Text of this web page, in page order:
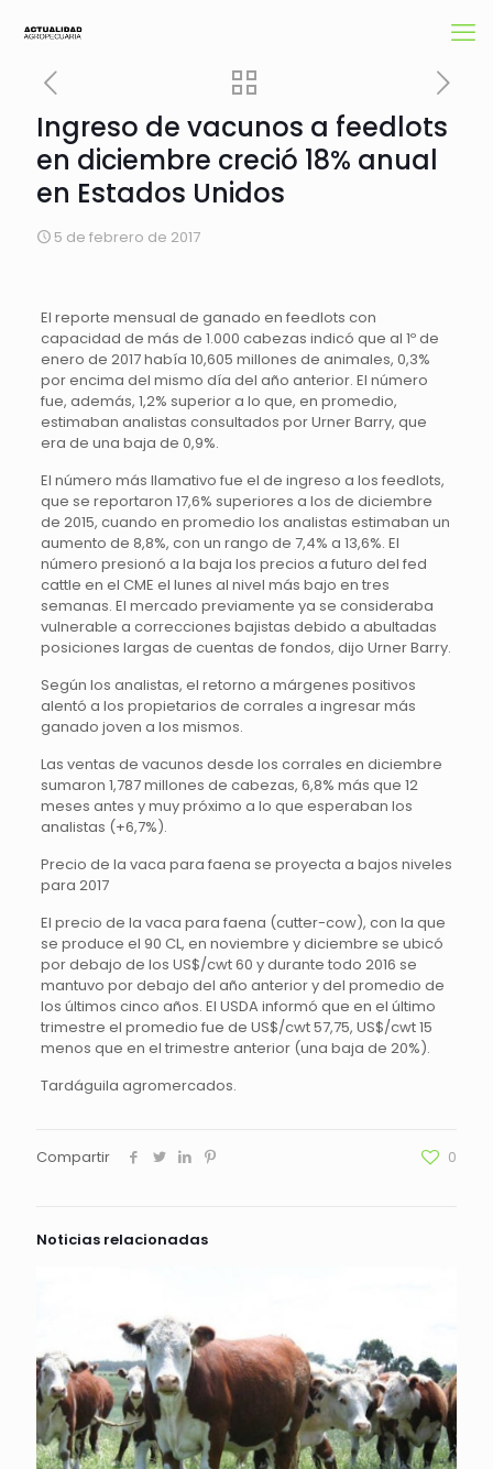
Ingreso de vacunos a feedlots
en diciembre creció 18% anual
en Estados Unidos
5 de febrero de 2017
El reporte mensual de ganado en feedlots con
capacidad de más de 1.000 cabezas indicó que al 1º de
enero de 2017 había 10,605 millones de animales, 0,3%
por encima del mismo día del año anterior. El número
fue, además, 1,2% superior a lo que, en promedio,
estimaban analistas consultados por Urner Barry, que
era de una baja de 0,9%.
El número más llamativo fue el de ingreso a los feedlots,
que se reportaron 17,6% superiores a los de diciembre
de 2015, cuando en promedio los analistas estimaban un
aumento de 8,8%, con un rango de 7,4% a 13,6%. El
número presionó a la baja los precios a futuro del fed
cattle en el CME el lunes al nivel más bajo en tres
semanas. El mercado previamente ya se consideraba
vulnerable a correcciones bajistas debido a abultadas
posiciones largas de cuentas de fondos, dijo Urner Barry.
Según los analistas, el retorno a márgenes positivos
alentó a los propietarios de corrales a ingresar más
ganado joven a los mismos.
Las ventas de vacunos desde los corrales en diciembre
sumaron 1,787 millones de cabezas, 6,8% más que 12
meses antes y muy próximo a lo que esperaban los
analistas (+6,7%).
Precio de la vaca para faena se proyecta a bajos niveles
para 2017
El precio de la vaca para faena (cutter-cow), con la que
se produce el 90 CL, en noviembre y diciembre se ubicó
por debajo de los US$/cwt 60 y durante todo 2016 se
mantuvo por debajo del año anterior y del promedio de
los últimos cinco años. El USDA informó que en el último
trimestre el promedio fue de US$/cwt 57,75, US$/cwt 15
menos que en el trimestre anterior (una baja de 20%).
Tardáguila agromercados.
Compartir 0
Noticias relacionadas